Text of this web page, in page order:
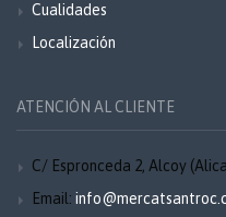
Cualidades
Localización
ATENCIÓN AL CLIENTE
C/ Espronceda 2, Alcoy
Email: